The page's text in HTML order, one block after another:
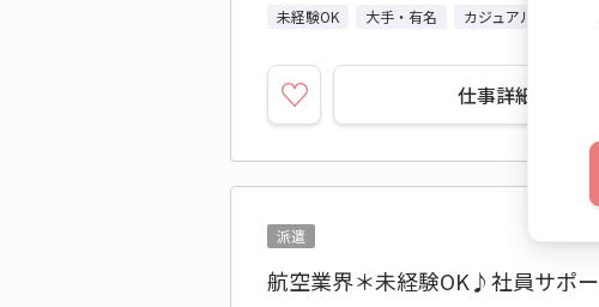
未経験OK 大手・有名 カジュアルOK
仕事詳細
派遣
航空業界＊未経験OK♪社員サポ